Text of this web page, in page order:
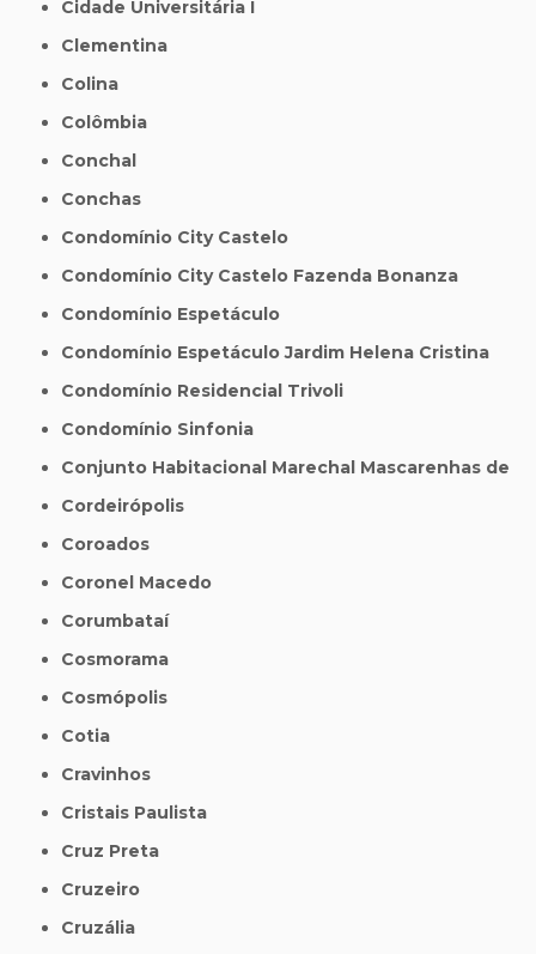
Cidade Universitária I
Clementina
Colina
Colômbia
Conchal
Conchas
Condomínio City Castelo
Condomínio City Castelo Fazenda Bonanza
Condomínio Espetáculo
Condomínio Espetáculo Jardim Helena Cristina
Condomínio Residencial Trivoli
Condomínio Sinfonia
Conjunto Habitacional Marechal Mascarenhas de
Cordeirópolis
Coroados
Coronel Macedo
Corumbataí
Cosmorama
Cosmópolis
Cotia
Cravinhos
Cristais Paulista
Cruz Preta
Cruzeiro
Cruzália